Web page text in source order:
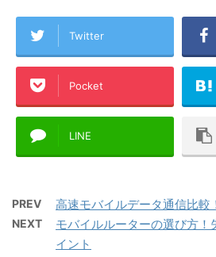
Twitter
Pocket
LINE
PREV 高速モバイルデータ通信比較
NEXT
モバイルルーターの選び方！
イント